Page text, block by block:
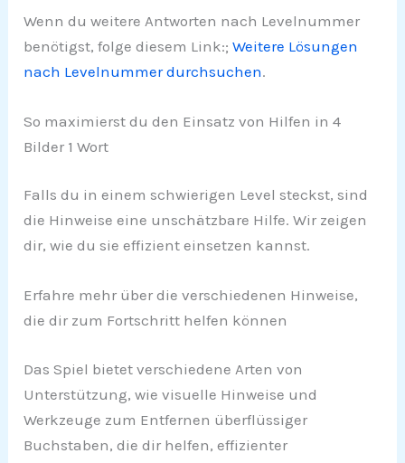
Wenn du weitere Antworten nach Levelnummer
benötigst, folge diesem Link:;Weitere Lösungen
nach Levelnummer durchsuchen.
So maximierst du den Einsatz von Hilfen in 4
Bilder 1 Wort
Falls du in einem schwierigen Level steckst, sind
die Hinweise eine unschätzbare Hilfe. Wir zeigen
dir, wie du sie effizient einsetzen kannst.
Erfahre mehr über die verschiedenen Hinweise,
die dir zum Fortschritt helfen können
Das Spiel bietet verschiedene Arten von
Unterstützung, wie visuelle Hinweise und
Werkzeuge zum Entfernen überflüssiger
Buchstaben, die dir helfen, effizienter